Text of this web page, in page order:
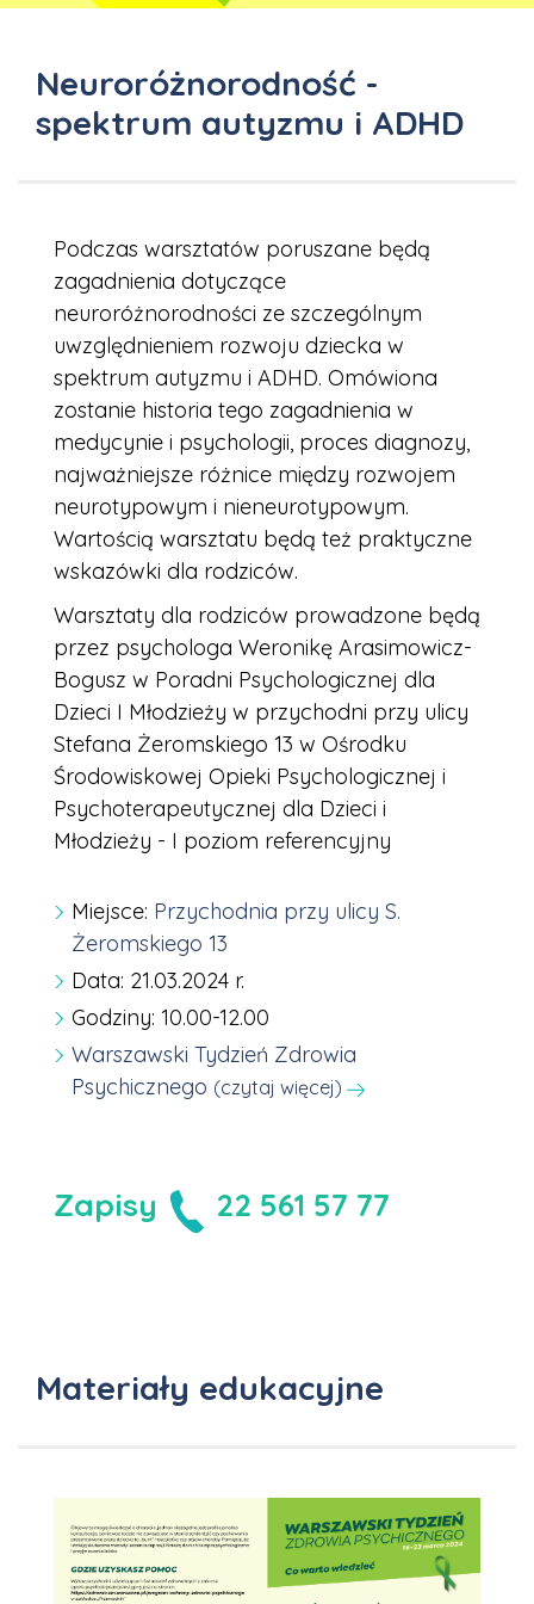
Neuroróżnorodność -
spektrum autyzmu i ADHD
Podczas warsztatów poruszane będą
zagadnienia dotyczące
neuroróżnorodności ze szczególnym
uwzględnieniem rozwoju dziecka w
spektrum autyzmu i ADHD. Omówiona
zostanie historia tego zagadnienia w
medycynie i psychologii, proces diagnozy,
najważniejsze różnice między rozwojem
neurotypowym i nieneurotypowym.
Wartością warsztatu będą też praktyczne
wskazówki dla rodziców.
Warsztaty dla rodziców prowadzone będą
przez psychologa Weronikę Arasimowicz-
Bogusz w Poradni Psychologicznej dla
Dzieci I Młodzieży w przychodni przy ulicy
Stefana Żeromskiego 13 w Ośrodku
Środowiskowej Opieki Psychologicznej i
Psychoterapeutycznej dla Dzieci i
Młodzieży - I poziom referencyjny
Miejsce: Przychodnia przy ulicy S.
Żeromskiego 13
Data: 21.03.2024 r.
Godziny: 10.00-12.00
Warszawski Tydzień Zdrowia
Psychicznego (czytaj więcej)
Zapisy 22 561 57 77
Materiały edukacyjne